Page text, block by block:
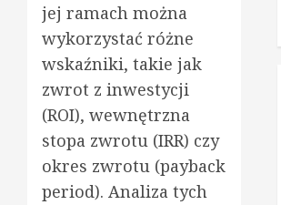
jej ramach można
wykorzystać różne
wskaźniki, takie jak
zwrot z inwestycji
(ROI), wewnętrzna
stopa zwrotu (IRR) czy
okres zwrotu (payback
period). Analiza tych